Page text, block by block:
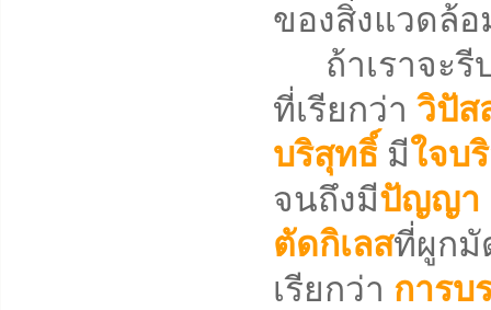
ของสิ่งแวดล้อ
ถ้าเราจะรี
ที่เรียกว่า วิปัส
บริสุทธิ์มีใจบ
จนถึงมีปัญญา
ตัดกิเลสที่ผูกมั
เรียกว่า การบ